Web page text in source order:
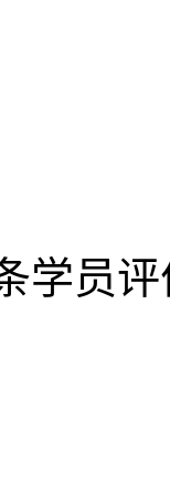
学员